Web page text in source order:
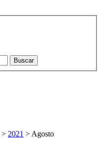
Buscar
> 2021 > Agosto